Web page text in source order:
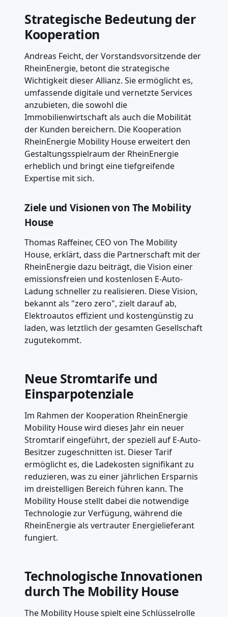
Strategische Bedeutung der
Kooperation
Andreas Feicht, der Vorstandsvorsitzende der
RheinEnergie, betont die strategische
Wichtigkeit dieser Allianz. Sie ermöglicht es,
umfassende digitale und vernetzte Services
anzubieten, die sowohl die
Immobilienwirtschaft als auch die Mobilität
der Kunden bereichern. Die Kooperation
RheinEnergie Mobility House erweitert den
Gestaltungsspielraum der RheinEnergie
erheblich und bringt eine tiefgreifende
Expertise mit sich.
Ziele und Visionen von The Mobility
House
Thomas Raffeiner, CEO von The Mobility
House, erklärt, dass die Partnerschaft mit der
RheinEnergie dazu beiträgt, die Vision einer
emissionsfreien und kostenlosen E-Auto-
Ladung schneller zu realisieren. Diese Vision,
bekannt als "zero zero", zielt darauf ab,
Elektroautos effizient und kostengünstig zu
laden, was letztlich der gesamten Gesellschaft
zugutekommt.
Neue Stromtarife und
Einsparpotenziale
Im Rahmen der Kooperation RheinEnergie
Mobility House wird dieses Jahr ein neuer
Stromtarif eingeführt, der speziell auf E-Auto-
Besitzer zugeschnitten ist. Dieser Tarif
ermöglicht es, die Ladekosten signifikant zu
reduzieren, was zu einer jährlichen Ersparnis
im dreistelligen Bereich führen kann. The
Mobility House stellt dabei die notwendige
Technologie zur Verfügung, während die
RheinEnergie als vertrauter Energielieferant
fungiert.
Technologische Innovationen
durch The Mobility House
The Mobility House spielt eine Schlüsselrolle